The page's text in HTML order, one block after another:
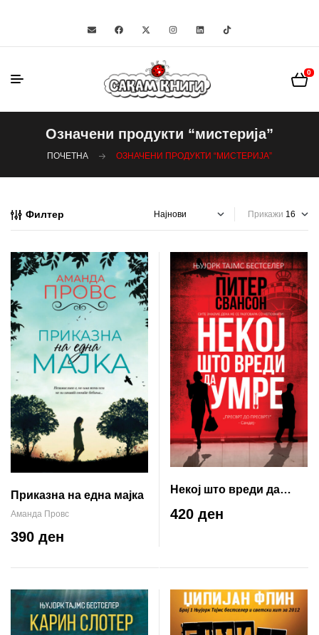
0
Означени продукти “мистерија”
ПОЧЕТНА ОЗНАЧЕНИ ПРОДУКТИ “МИСТЕРИЈА”
Филтер Прикажи
Приказна на една мајка
Аманда Провс
390 ден
Некој што вреди да
умре
420 ден